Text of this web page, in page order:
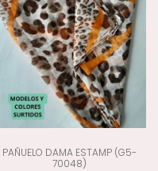
PAÑUELO DAMA ESTAMP (G5-
70048)